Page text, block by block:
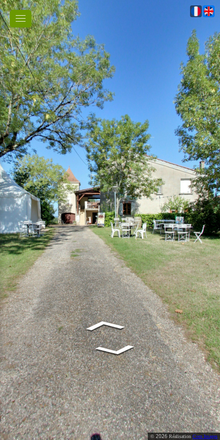
© 2026 Réalisation Com Images